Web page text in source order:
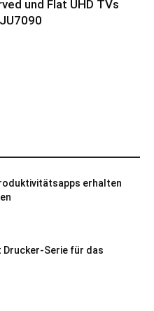
und Flat UHD TVs
erhalten
Drucker-Serie für das